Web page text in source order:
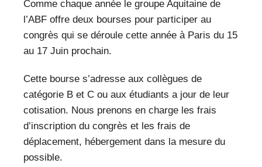
RESSOURCES
OFFRES D’EMPLOIS
Comme chaque année le groupe Aquitaine de
l’ABF offre deux bourses pour participer au
congrès qui se déroule cette année à Paris du 15
au 17 Juin prochain.
Cette bourse s’adresse aux collègues de
catégorie B et C ou aux étudiants a jour de leur
cotisation. Nous prenons en charge les frais
d’inscription du congrès et les frais de
déplacement, hébergement dans la mesure du
possible.